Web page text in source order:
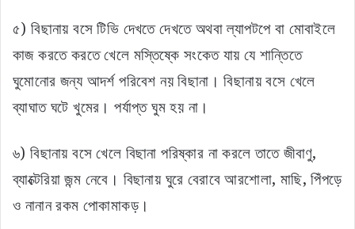
৫) বিছানায় বসে টিভি দেখতে দেখতে অথবা ল্যাপটপে বা মোবাইলে
কাজ করতে করতে খেলে মস্তিষ্কে সংকেত যায় যে শান্তিতে
ঘুমোনোর জন্য আদর্শ পরিবেশ নয় বিছানা। বিছানায় বসে খেলে
ব্যাঘাত ঘটে খুমের। পর্যাপ্ত ঘুম হয় না।
৬) বিছানায় বসে খেলে বিছানা পরিষ্কার না করলে তাতে জীবাণু,
ব্যাক্টেরিয়া জন্ম নেবে। বিছানায় ঘুরে বেরাবে আরশোলা, মাছি, পিঁপড়ে
ও নানান রকম পোকামাকড়।